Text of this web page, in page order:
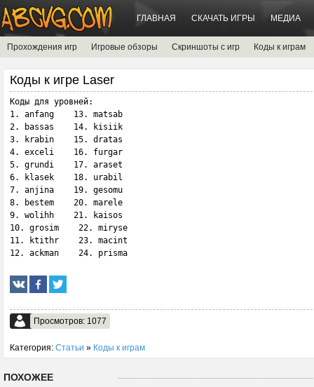
ГЛАВНАЯ СКАЧАТЬ ИГРЫ МЕДИА
Прохождения игр Игровые обзоры Скриншоты с игр Коды к играм
Коды к игре Laser
Коды для уровней:
1. anfang    13. matsab
2. bassas    14. kisiik
3. krabin    15. dratas
4. exceli    16. furgar
5. grundi    17. araset
6. klasek    18. urabil
7. anjina    19. gesomu
8. bestem    20. marele
9. wolihh    21. kaisos
10. grosim    22. miryse
11. ktithr    23. macint
12. ackman    24. prisma
Просмотров: 1077
Категория: Статьи » Коды к играм
ПОХОЖЕЕ